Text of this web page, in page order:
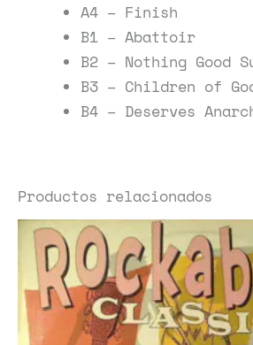
A4 – Finish
B1 – Abattoir
B2 – Nothing Good
B3 – Children of
B4 – Deserves
Productos relacionados